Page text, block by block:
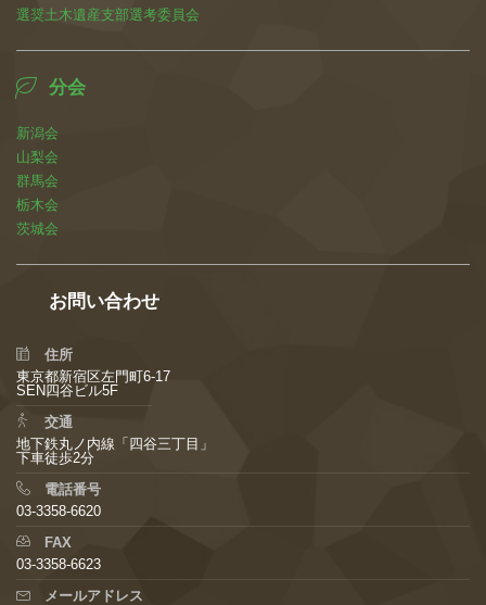
選奨土木遺産支部選考委員会
分会
新潟会
山梨会
群馬会
栃木会
茨城会
お問い合わせ
住所
東京都新宿区左門町6-17
SEN四谷ビル5F
交通
地下鉄丸ノ内線「四谷三丁目」
下車徒歩2分
電話番号
03-3358-6620
FAX
03-3358-6623
メールアドレス